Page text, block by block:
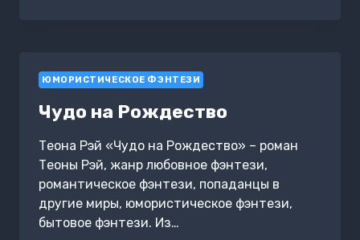
ЮМОРИСТИЧЕСКОЕ ФЭНТЕЗИ
Чудо на Рождество
Теона Рэй «Чудо на Рождество» – роман
Теоны Рэй, жанр любовное фэнтези,
романтическое фэнтези, попаданцы в
другие миры, юмористическое фэнтези,
бытовое фэнтези. Из…